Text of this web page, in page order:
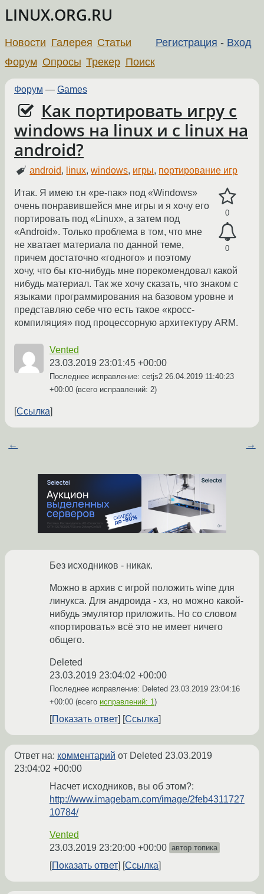
LINUX.ORG.RU
Регистрация - Вход
Новости Галерея Статьи
Форум Опросы Трекер Поиск
Форум — Games
Как портировать игру с
windows на linux и с linux на
android?
android, linux,windows, игры, портирование игр
0
0
Итак. Я имею т.н «ре-пак» под «Windows»
очень понравившейся мне игры и я хочу его
портировать под «Linux», а затем под
«Android». Только проблема в том, что мне
не хватает материала по данной теме,
причем достаточно «годного» и поэтому
хочу, что бы кто-нибудь мне порекомендовал какой
нибудь материал. Так же хочу сказать, что знаком с
языками программирования на базовом уровне и
представляю себе что есть такое «кросс-
компиляция» под процессорную архитектуру ARM.
Vented
23.03.2019 23:01:45 +00:00
Последнее исправление: cetjs2 26.04.2019 11:40:23
+00:00 (всего исправлений: 2)
Ссылка
← →
Без исходников - никак.
Можно в архив с игрой положить wine для
линукса. Для андроида - хз, но можно какой-
нибудь эмулятор приложить. Но со словом
«портировать» всё это не имеет ничего
общего.
Deleted
23.03.2019 23:04:02 +00:00
Последнее исправление: Deleted 23.03.2019 23:04:16
+00:00 (всего исправлений: 1)
Показать ответ Ссылка
Ответ на: комментарий от Deleted 23.03.2019
23:04:02 +00:00
Насчет исходников, вы об этом?:
http://www.imagebam.com/image/2feb4311727
10784/
Vented
23.03.2019 23:20:00 +00:00 автор топика
Показать ответ Ссылка